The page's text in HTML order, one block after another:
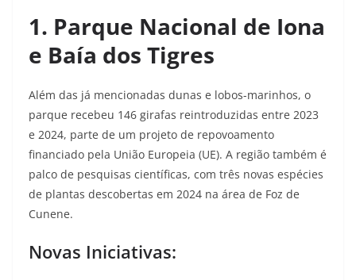
1. Parque Nacional de Iona
e Baía dos Tigres
Além das já mencionadas dunas e lobos-marinhos, o
parque recebeu 146 girafas reintroduzidas entre 2023
e 2024, parte de um projeto de repovoamento
financiado pela União Europeia (UE). A região também é
palco de pesquisas científicas, com três novas espécies
de plantas descobertas em 2024 na área de Foz de
Cunene.
Novas Iniciativas: